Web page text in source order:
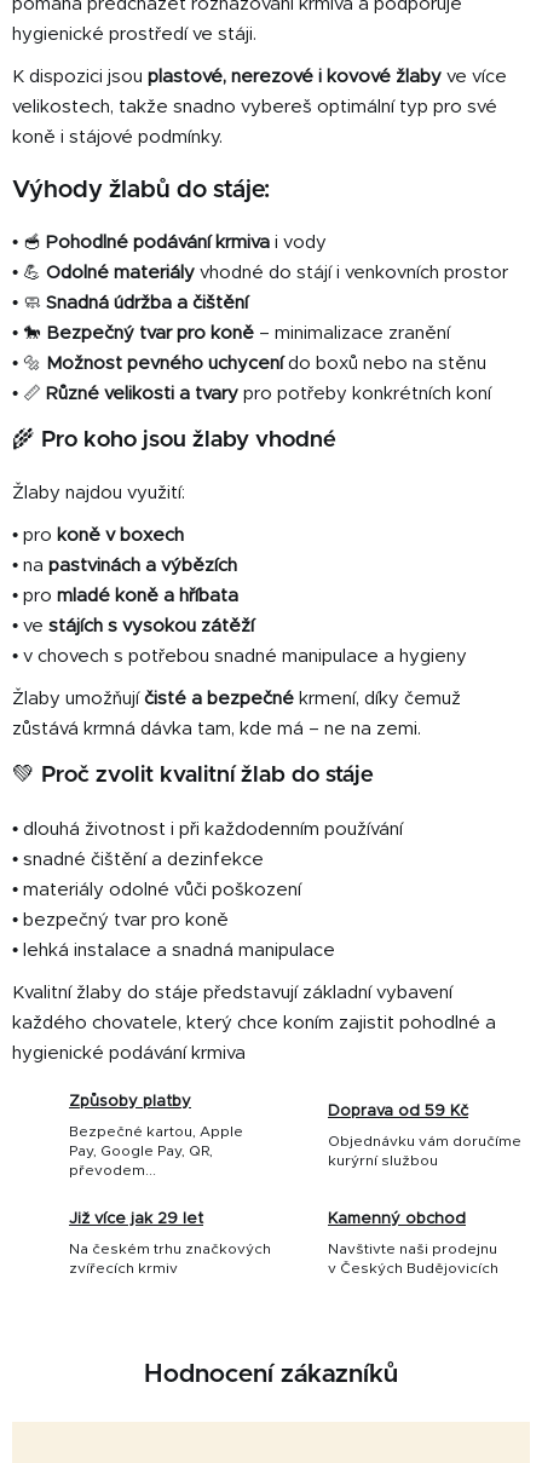
r
v
v
p
pomáhá předcházet rozhazování krmiva a podporuje
hygienické prostředí ve stáji.
K dispozici jsou plastové, nerezové i kovové žlaby ve více
velikostech, takže snadno vybereš optimální typ pro své
koně i stájové podmínky.
Výhody žlabů do stáje:
• 🥣 Pohodlné podávání krmiva i vody
• 💪 Odolné materiály vhodné do stájí i venkovních prostor
• 🧼 Snadná údržba a čištění
• 🐎 Bezpečný tvar pro koně – minimalizace zranění
• 🔩 Možnost pevného uchycenído boxů nebo na stěnu
• 📏 Různé velikosti a tvary pro potřeby konkrétních koní
🌾 Pro koho jsou žlaby vhodné
Žlaby najdou využití:
• pro koně v boxech
• na pastvinách a výbězích
• pro mladé koně a hříbata
• ve stájích s vysokou zátěží
• v chovech s potřebou snadné manipulace a hygieny
Žlaby umožňují čisté a bezpečné krmení, díky čemuž
zůstává krmná dávka tam, kde má – ne na zemi.
💚 Proč zvolit kvalitní žlab do stáje
• dlouhá životnost i při každodenním používání
• snadné čištění a dezinfekce
• materiály odolné vůči poškození
• bezpečný tvar pro koně
• lehká instalace a snadná manipulace
Kvalitní žlaby do stáje představují základní vybavení
každého chovatele, který chce koním zajistit pohodlné a
hygienické podávání krmiva
Způsoby platby
Bezpečné kartou, Apple
Pay, Google Pay, QR,
převodem...
Doprava od 59 Kč
Objednávku vám doručíme
kurýrní službou
Již více jak 29 let
Na českém trhu značkových
zvířecích krmiv
Kamenný obchod
Navštivte naši prodejnu
v Českých Budějovicích
Hodnocení zákazníků